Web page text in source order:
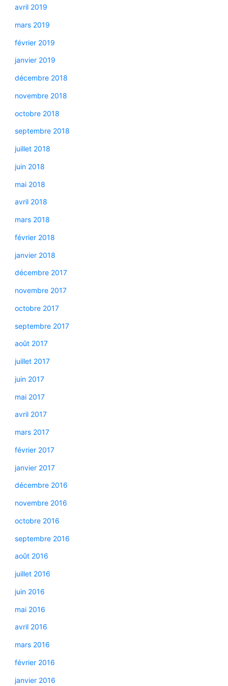
avril 2019
mars 2019
février 2019
janvier 2019
décembre 2018
novembre 2018
octobre 2018
septembre 2018
juillet 2018
juin 2018
mai 2018
avril 2018
mars 2018
février 2018
janvier 2018
décembre 2017
novembre 2017
octobre 2017
septembre 2017
août 2017
juillet 2017
juin 2017
mai 2017
avril 2017
mars 2017
février 2017
janvier 2017
décembre 2016
novembre 2016
octobre 2016
septembre 2016
août 2016
juillet 2016
juin 2016
mai 2016
avril 2016
mars 2016
février 2016
janvier 2016